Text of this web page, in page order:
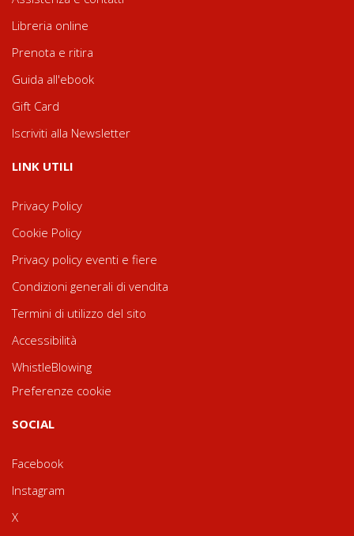
Libreria online
Prenota e ritira
Guida all'ebook
Gift Card
Iscriviti alla Newsletter
LINK UTILI
Privacy Policy
Cookie Policy
Privacy policy eventi e fiere
Condizioni generali di vendita
Termini di utilizzo del sito
Accessibilità
WhistleBlowing
Preferenze cookie
SOCIAL
Facebook
Instagram
X